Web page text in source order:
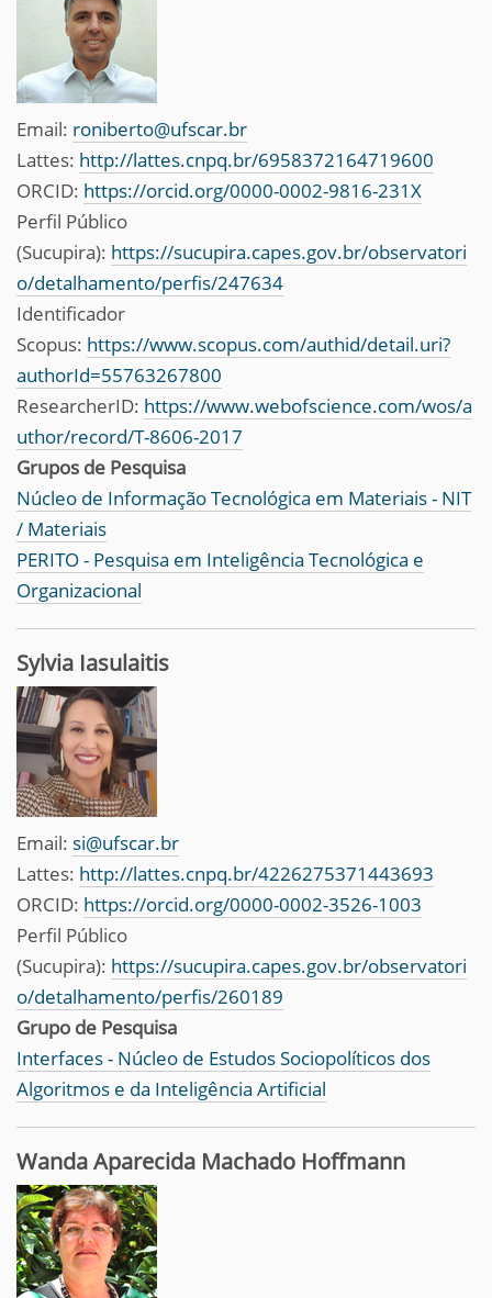
Email: roniberto@ufscar.br
Lattes: http://lattes.cnpq.br/6958372164719600
ORCID: https://orcid.org/0000-0002-9816-231X
Perfil Público
(Sucupira): https://sucupira.capes.gov.br/observatori
o/detalhamento/perfis/247634
Identificador
Scopus: https://www.scopus.com/authid/detail.uri?
authorId=55763267800
ResearcherID: https://www.webofscience.com/wos/a
uthor/record/T-8606-2017
Grupos de Pesquisa
Núcleo de Informação Tecnológica em Materiais - NIT
/ Materiais
PERITO - Pesquisa em Inteligência Tecnológica e
Organizacional
Sylvia Iasulaitis
Email: si@ufscar.br
Lattes: http://lattes.cnpq.br/4226275371443693
ORCID: https://orcid.org/0000-0002-3526-1003
Perfil Público
(Sucupira): https://sucupira.capes.gov.br/observatori
o/detalhamento/perfis/260189
Grupo de Pesquisa
Interfaces - Núcleo de Estudos Sociopolíticos dos
Algoritmos e da Inteligência Artificial
Wanda Aparecida Machado Hoffmann